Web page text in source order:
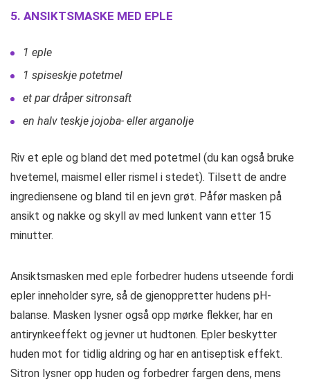
5. ANSIKTSMASKE MED EPLE
1 eple
1 spiseskje potetmel
et par dråper sitronsaft
en halv teskje jojoba- eller arganolje
Riv et eple og bland det med potetmel (du kan også bruke
hvetemel, maismel eller rismel i stedet). Tilsett de andre
ingrediensene og bland til en jevn grøt. Påfør masken på
ansikt og nakke og skyll av med lunkent vann etter 15
minutter.
Ansiktsmasken med eple forbedrer hudens utseende fordi
epler inneholder syre, så de gjenoppretter hudens pH-
balanse. Masken lysner også opp mørke flekker, har en
antirynkeeffekt og jevner ut hudtonen. Epler beskytter
huden mot for tidlig aldring og har en antiseptisk effekt.
Sitron lysner opp huden og forbedrer fargen dens, mens